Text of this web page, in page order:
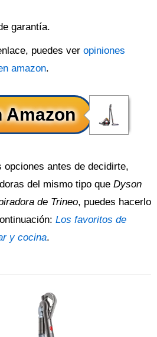
garantía.
puedes ver opiniones
amazon.
antes de decidirte,
del mismo tipo que Dyson
de Trineo, puedes hacerlo
Los favoritos de
y cocina.